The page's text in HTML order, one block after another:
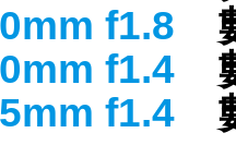
f1.8
f1.4
f1.4